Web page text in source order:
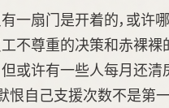
一扇门是开着的，或许
不尊重的决策和赤裸裸
但或许有一些人每月还
恨自己支援次数不是第